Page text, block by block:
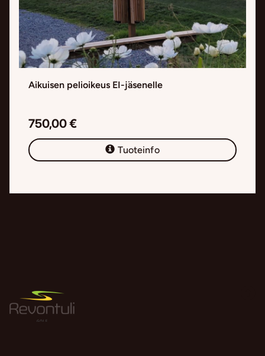
Aikuisen pelioikeus EI-jäsenelle
750,00 €
Tuoteinfo